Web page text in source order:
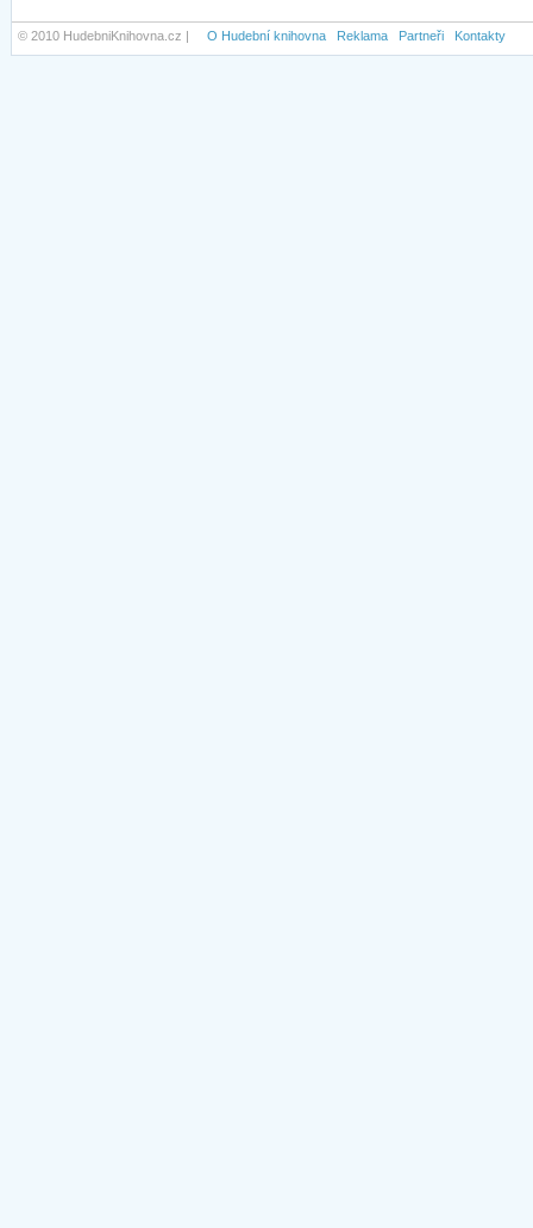
© 2010 HudebniKnihovna.cz | O Hudební knihovna Reklama Partneři Kontakty